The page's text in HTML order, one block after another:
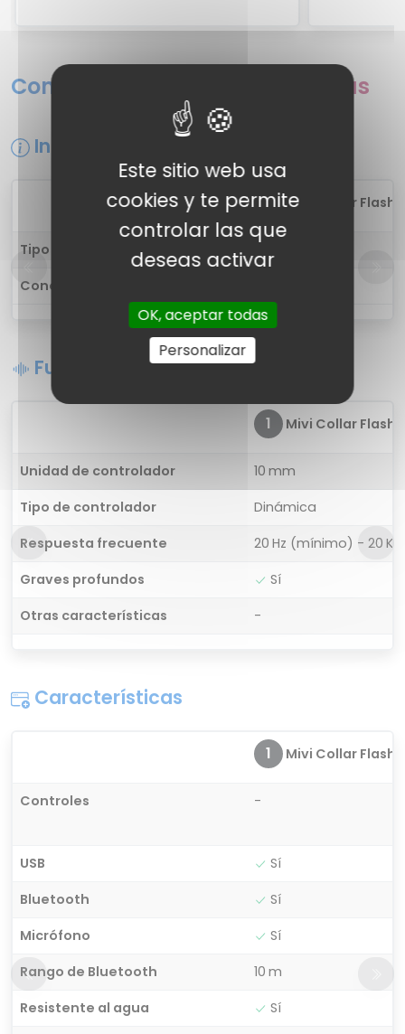
Comparativa de fichas técnicas
Información general
1 Mivi Collar Flash
Tipo de auricular
Conectividad
Funciones de sonido
1 Mivi Collar Flash
Unidad de controlador
10 mm
Tipo de controlador
Dinámica
Respuesta frecuente
20 Hz (mínimo) - 20
Graves profundos
Sí
Otras características
-
Características
1 Mivi Collar Flash
Controles -
USB
Sí
Bluetooth
Sí
Micrófono
Sí
Rango de Bluetooth
10 m
Resistente al agua
Sí
Este sitio web usa
cookies y te permite
controlar las que
deseas activar
OK, aceptar todas
Personalizar